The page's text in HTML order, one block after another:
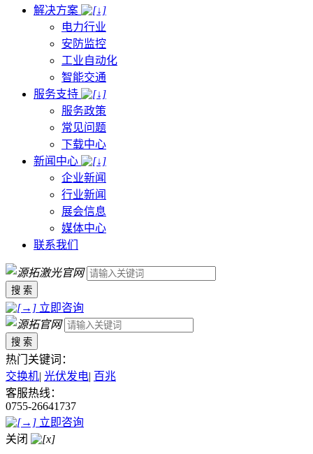
解决方案
电力行业
安防监控
工业自动化
智能交通
服务支持
服务政策
常见问题
下载中心
新闻中心
企业新闻
行业新闻
展会信息
媒体中心
联系我们
搜 索
立即咨询
搜 索
热门关键词：
交换机| 光伏发电| 百兆
客服热线：
0755-26641737
立即咨询
关闭